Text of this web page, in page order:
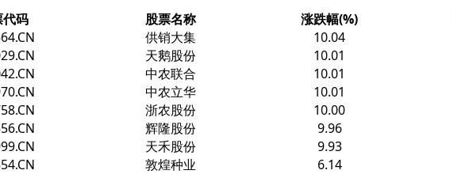
代码 股票名称 涨跌幅(%)
供销大集 10.04
天鹅股份 10.01
中农联合 10.01
中农立华 10.01
浙农股份 10.00
辉隆股份 9.96
天禾股份 9.93
敦煌种业 6.14